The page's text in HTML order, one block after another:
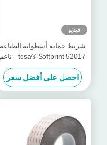
فيديو
شريط حماية أسطوانة الطباعة
tesa® Softprint 52017 - ناعم
احصل على أفضل سعر